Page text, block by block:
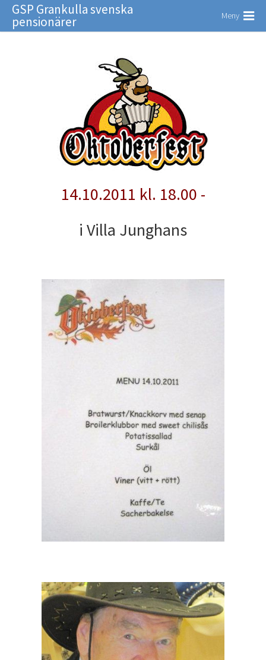
GSP Grankulla svenska
pensionärer Meny
14.10.2011 kl. 18.00 -
i Villa Junghans